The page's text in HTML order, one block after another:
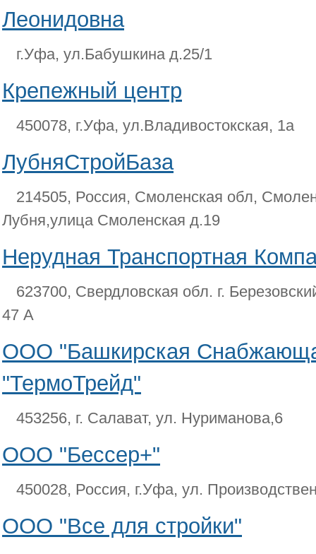
Леонидовна
г.Уфа, ул.Бабушкина д.25/1
Крепежный центр
450078, г.Уфа, ул.Владивостокская, 1а
ЛубняСтройБаза
214505, Россия, Смоленская обл,
Лубня,улица Смоленская д.19
Нерудная Транспортная
623700, Свердловская обл. г.
47 А
ООО "Башкирская
"ТермоТрейд"
453256, г. Салават, ул. Нуриманова,6
ООО "Бессер+"
450028, Россия, г.Уфа, ул.
ООО "Все для стройки"